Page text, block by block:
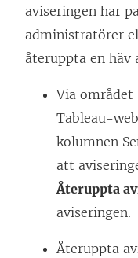
aviseringen har
administratörer
återuppta en häv
Via området
Tableau-
kolumnen
att
Återuppta
aviseringen.
Återuppta